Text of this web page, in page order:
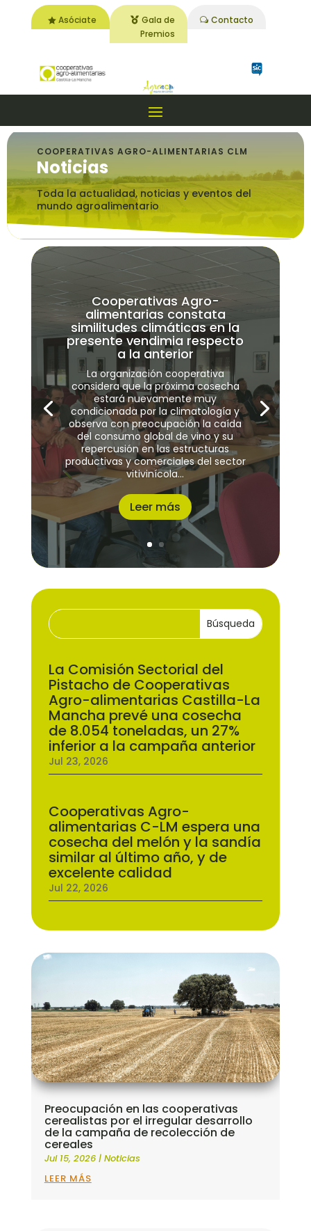
Asóciate
Gala de
Premios
Contacto
COOPERATIVAS AGRO-ALIMENTARIAS CLM
Noticias
Toda la actualidad, noticias y eventos del
mundo agroalimentario
Cooperativas Agro-
alimentarias constata
similitudes climáticas en la
presente vendimia respecto
a la anterior
La organización cooperativa
considera que la próxima cosecha
estará nuevamente muy
condicionada por la climatología y
observa con preocupación la caída
del consumo global de vino y su
repercusión en las estructuras
productivas y comerciales del sector
vitivinícola...
Leer más
La Comisión Sectorial del
Pistacho de Cooperativas
Agro-alimentarias Castilla-La
Mancha prevé una cosecha
de 8.054 toneladas, un 27%
inferior a la campaña anterior
Jul 23, 2026
Cooperativas Agro-
alimentarias C-LM espera una
cosecha del melón y la sandía
similar al último año, y de
excelente calidad
Jul 22, 2026
Preocupación en las cooperativas
cerealistas por el irregular desarrollo
de la campaña de recolección de
cereales
Jul 15, 2026| Noticias
LEER MÁS